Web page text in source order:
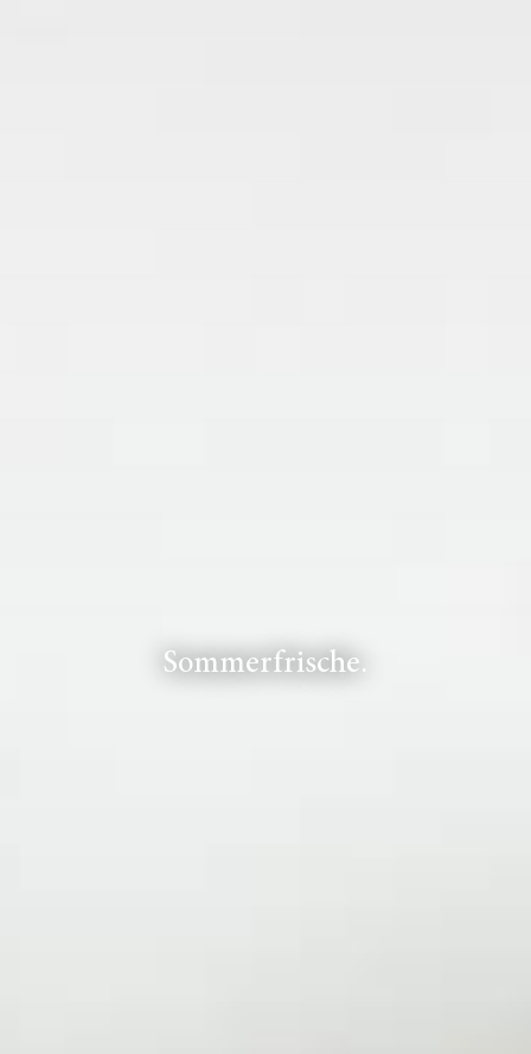
Sommerfrische.